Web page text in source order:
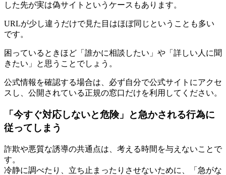
した先が実は偽サイトというケースもあります。
URLが少し違うだけで見た目はほぼ同じということも多い
です。
困っているときほど「誰かに相談したい」や「詳しい人に聞
きたい」と思うことでしょう。
公式情報を確認する場合は、必ず自分で公式サイトにアクセ
スし、公開されている正規の窓口だけを利用してください。
「今すぐ対応しないと危険」と急かされる行為に
従ってしまう
詐欺や悪質な誘導の共通点は、考える時間を与えないことで
す。
冷静に調べたり、立ち止まったりさせないために、「急がな